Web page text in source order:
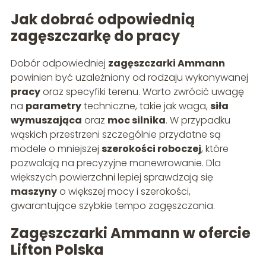
Jak dobrać odpowiednią
zagęszczarkę do pracy
Dobór odpowiedniej zagęszczarki Ammann
powinien być uzależniony od rodzaju wykonywanej
pracyoraz specyfiki terenu. Warto zwrócić uwagę
na parametrytechniczne, takie jak waga, siła
wymuszająca oraz moc silnika. W przypadku
wąskich przestrzeni szczególnie przydatne są
modele o mniejszej szerokości roboczej, które
pozwalają na precyzyjne manewrowanie. Dla
większych powierzchni lepiej sprawdzają się
maszynyo większej mocy i szerokości,
gwarantujące szybkie tempo zagęszczania.
Zagęszczarki Ammann w ofercie
Lifton Polska